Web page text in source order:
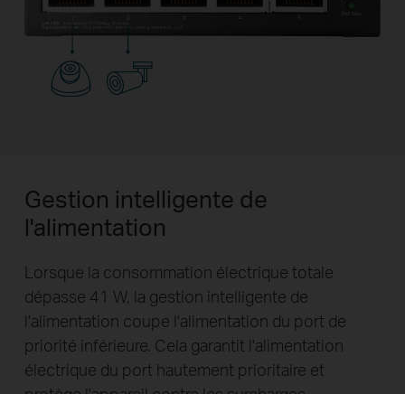
Gestion intelligente de
l'alimentation
Lorsque la consommation électrique totale
dépasse 41 W, la gestion intelligente de
l'alimentation coupe l'alimentation du port de
priorité inférieure. Cela garantit l'alimentation
électrique du port hautement prioritaire et